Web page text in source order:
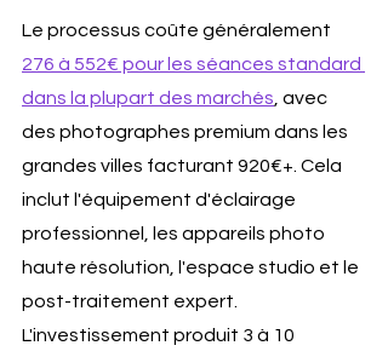
Le processus coûte généralement
276 à 552€ pour les séances standard
dans la plupart des marchés , avec
des photographes premium dans les
grandes villes facturant 920€+. Cela
inclut l'équipement d'éclairage
professionnel, les appareils photo
haute résolution, l'espace studio et le
post-traitement expert.
L'investissement produit 3 à 10